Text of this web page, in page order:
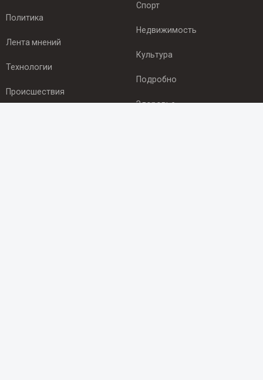
Политика
Лента мнений
Технологии
Происшествия
Спорт
Недвижимость
Культура
Подробно
Здоровье